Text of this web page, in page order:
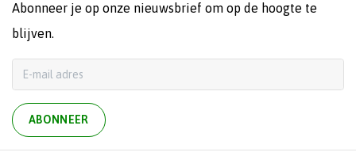
Abonneer je op onze nieuwsbrief om op de hoogte te
blijven.
ABONNEER